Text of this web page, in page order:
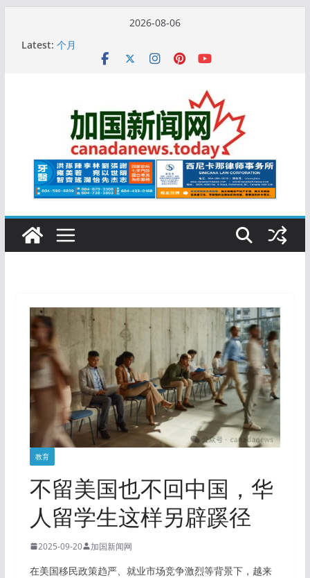
2026-08-06
Latest: 10万人排队入籍加拿大！美占一半，现在申请要等19
特鲁多半裸与水果姐海滩激吻! 热恋一年感情持续升温
更多名校恢复SAT 考试，新学年大学申请开跑7个大不
教育
不留美国也不回中国，华
人留学生这样另辟蹊径
2025-09-20 加国新闻网
在美国移民政策趋严、就业市场竞争激烈等背景下，越来